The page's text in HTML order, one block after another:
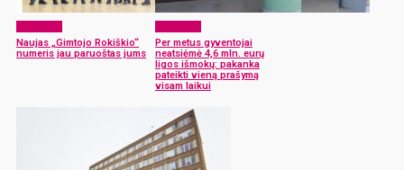
Naujas „Gimtojo Rokiškio“
numeris jau paruoštas jums
Per metus gyventojai
neatsiėmė 4,6 mln. eurų
ligos išmokų: pakanka
pateikti vieną prašymą
visam laikui